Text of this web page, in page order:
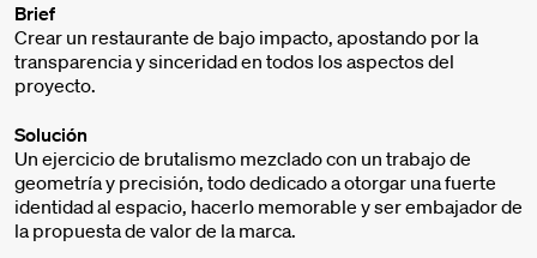
Brief
Crear un restaurante de bajo impacto, apostando por la
transparencia y sinceridad en todos los aspectos del
proyecto.
Solución
Un ejercicio de brutalismo mezclado con un trabajo de
geometría y precisión, todo dedicado a otorgar una fuerte
identidad al espacio, hacerlo memorable y ser embajador de
la propuesta de valor de la marca.